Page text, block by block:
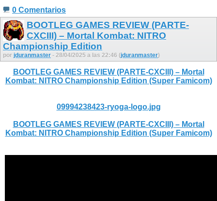
0 Comentarios
BOOTLEG GAMES REVIEW (PARTE-
CXCIII) – Mortal Kombat: NITRO
Championship Edition
por jduranmaster - 28/04/2025 a las 22:46 (jduranmaster)
BOOTLEG GAMES REVIEW (PARTE-CXCIII) – Mortal
Kombat: NITRO Championship Edition (Super Famicom)
09994238423-ryoga-logo.jpg
BOOTLEG GAMES REVIEW (PARTE-CXCIII) – Mortal
Kombat: NITRO Championship Edition (Super Famicom)